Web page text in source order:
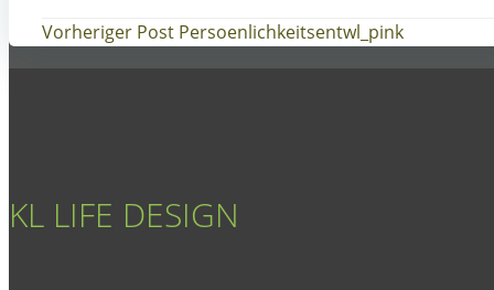
Post
navigation
Vorheriger Post Persoenlichkeitsentwl_pink
KL LIFE DESIGN